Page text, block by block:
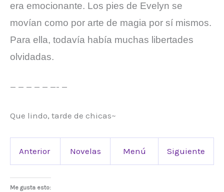
era emocionante. Los pies de Evelyn se
movían como por arte de magia por sí mismos.
Para ella, todavía había muchas libertades
olvidadas.
— — — — — —- —
Que lindo, tarde de chicas~
Anterior Novelas Menú Siguiente
Me gusta esto: